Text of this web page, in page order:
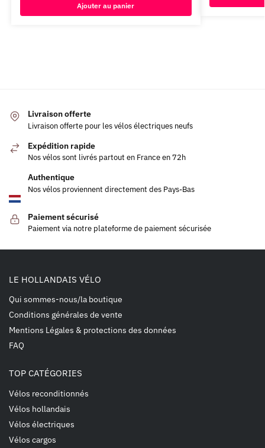
Ajouter au panier
Livraison offerte
Livraison offerte pour les vélos électriques neufs
Expédition rapide
Nos vélos sont livrés partout en France en 72h
Authentique
Nos vélos proviennent directement des Pays-Bas
Paiement sécurisé
Paiement via notre plateforme de paiement sécurisée
LE HOLLANDAIS VÉLO
Qui sommes-nous/la boutique
Conditions générales de vente
Mentions Légales & protections des données
FAQ
TOP CATÉGORIES
Vélos reconditionnés
Vélos hollandais
Vélos électriques
Vélos cargos